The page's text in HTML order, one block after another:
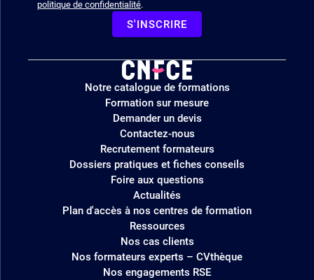
politique de confidentialité.
S'INSCRIRE
Logo
site
Notre catalogue de formations
Formation sur mesure
Demander un devis
Contactez-nous
Recrutement formateurs
Dossiers pratiques et fiches conseils
Foire aux questions
Actualités
Plan d'accès à nos centres de formation
Ressources
Nos cas clients
Nos formateurs experts – CVthèque
Nos engagements RSE